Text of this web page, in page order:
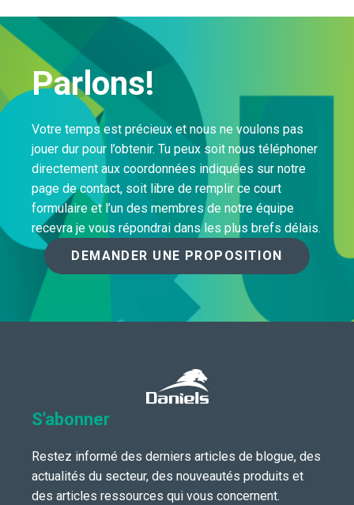
Parlons!
Votre temps est précieux et nous ne voulons pas
jouer dur pour l’obtenir. Tu peux soit nous téléphoner
directement aux coordonnées indiquées sur notre
page de contact, soit libre de remplir ce court
formulaire et l’un des membres de notre équipe
recevra je vous répondrai dans les plus brefs délais.
DEMANDER UNE PROPOSITION
S'abonner
Restez informé des derniers articles de blogue, des
actualités du secteur, des nouveautés produits et
des articles ressources qui vous concernent.